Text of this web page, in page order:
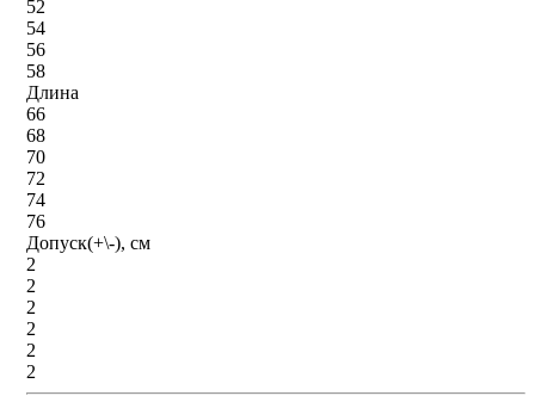
52
54
56
58
Длина
66
68
70
72
74
76
Допуск(+\-), см
2
2
2
2
2
2